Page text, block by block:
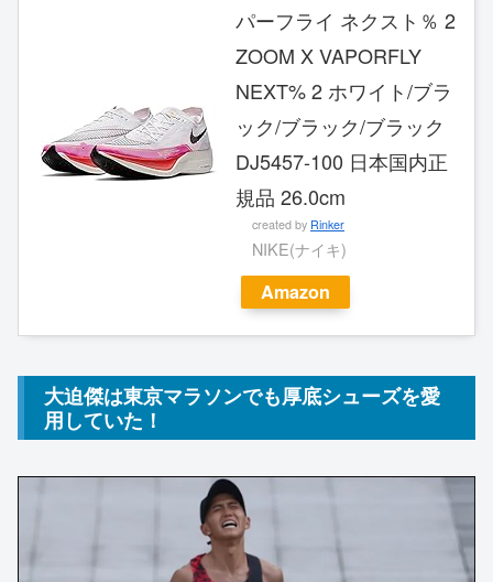
パーフライ ネクスト％ 2
ZOOM X VAPORFLY
NEXT% 2 ホワイト/ブラ
ック/ブラック/ブラック
DJ5457-100 日本国内正
規品 26.0cm
created by Rinker
NIKE(ナイキ)
Amazon
大迫傑は東京マラソンでも厚底シューズを愛
用していた！